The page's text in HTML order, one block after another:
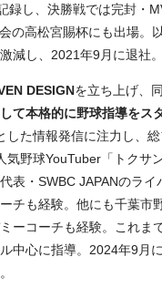
録し、決勝戦では完封・
の高松宮賜杯にも出場。
減し、2021年9月に退社。
DESIGNを立ち上げ、
て本格的に野球指導をス
した情報発信に注力し、
気野球YouTuber「トクサ
表・SWBC JAPANのライ
チも経験。他にも千葉市
ーコーチも経験。これま
中心に指導。2024年9月